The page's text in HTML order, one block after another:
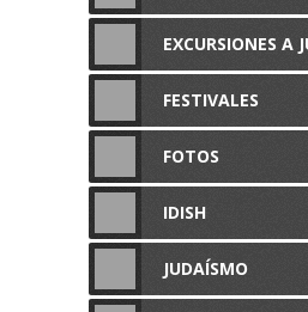
EXCURSIONES A
FESTIVALES
FOTOS
IDISH
JUDAÍSMO